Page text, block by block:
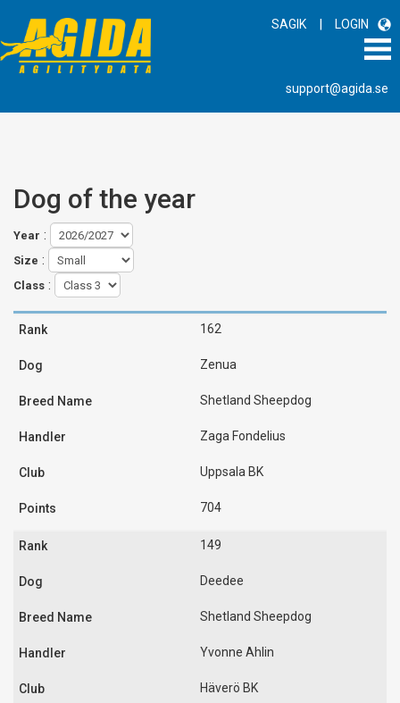
SAGIK | LOGIN
support@agida.se
Dog of the year
Year :
Size :
Class :
162
Zenua
Shetland Sheepdog
Zaga Fondelius
Uppsala BK
704
149
Deedee
Shetland Sheepdog
Yvonne Ahlin
Häverö BK